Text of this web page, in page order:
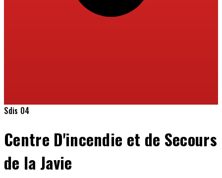
Sdis 04
Centre D'incendie et de Secours
de la Javie